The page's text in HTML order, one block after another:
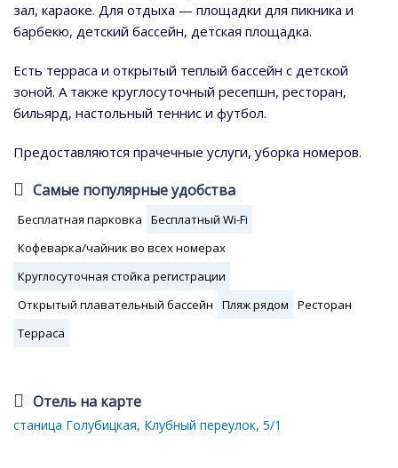
зал, караоке. Для отдыха — площадки для пикника и
барбекю, детский бассейн, детская площадка.
Есть терраса и открытый теплый бассейн с детской
зоной. А также круглосуточный ресепшн, ресторан,
бильярд, настольный теннис и футбол.
Предоставляются прачечные услуги, уборка номеров.
Самые популярные удобства
Бесплатная парковка
Бесплатный Wi-Fi
Кофеварка/чайник во всех номерах
Круглосуточная стойка регистрации
Открытый плавательный бассейн
Пляж рядом
Ресторан
Терраса
Отель на карте
станица Голубицкая, Клубный переулок, 5/1